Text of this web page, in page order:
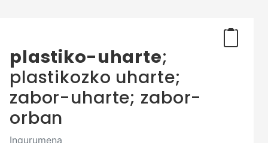
plastiko-uharte;
plastikozko uharte;
zabor-uharte; zabor-
orban
Ingurumena